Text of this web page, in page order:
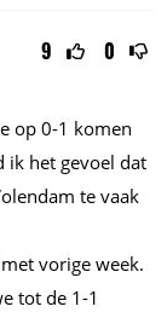
9 0
op 0-1 komen
ik het gevoel dat
te vaak
vorige week.
tot de 1-1